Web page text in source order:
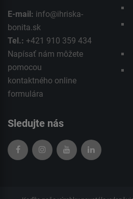
E-mail: info@ihriska-
bonita.sk
Tel.: +421 910 359 434
Napísať nám môžete
pomocou
kontaktného online
formulára
Sledujte nás